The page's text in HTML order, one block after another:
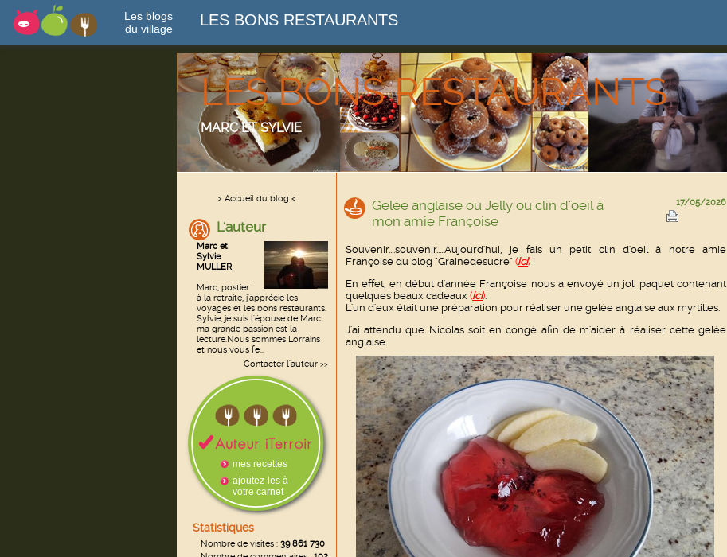
Les blogs
du village
LES BONS RESTAURANTS
LES BONS RESTAURANTS
MARC ET SYLVIE
> Accueil du blog <
L'auteur
Marc et
Sylvie
MULLER
Marc, postier
à la retraite, j'apprécie les
voyages et les bons restaurants.
Sylvie, je suis l'épouse de Marc
ma grande passion est la
lecture.Nous sommes Lorrains
et nous vous fe...
Contacter l'auteur >>
mes recettes
ajoutez-les à
votre carnet
Statistiques
Nombre de visites : 39 861 730
Gelée anglaise ou Jelly ou clin d'oeil à
mon amie Françoise
17/05/2026
Souvenir....souvenir.....Aujourd'hui, je fais un petit clin d'oeil à notre amie
Françoise du blog "Grainedesucre" (ici) !
En effet, en début d'année Françoise nous a envoyé un joli paquet contenant
quelques beaux cadeaux (ici).
L'un d'eux était une préparation pour réaliser une gelée anglaise aux myrtilles.
J'ai attendu que Nicolas soit en congé afin de m'aider à réaliser cette gelée
anglaise.